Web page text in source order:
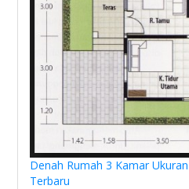
Denah Rumah 3 Kamar
Terbaru